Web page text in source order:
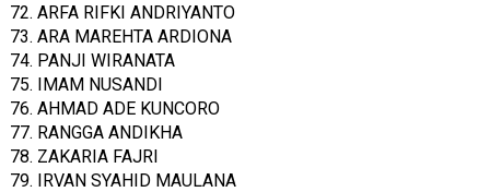
72. ARFA RIFKI ANDRIYANTO
73. ARA MAREHTA ARDIONA
74. PANJI WIRANATA
75. IMAM NUSANDI
76. AHMAD ADE KUNCORO
77. RANGGA ANDIKHA
78. ZAKARIA FAJRI
79. IRVAN SYAHID MAULANA